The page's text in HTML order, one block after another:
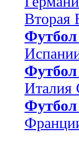
Вторая
Италия